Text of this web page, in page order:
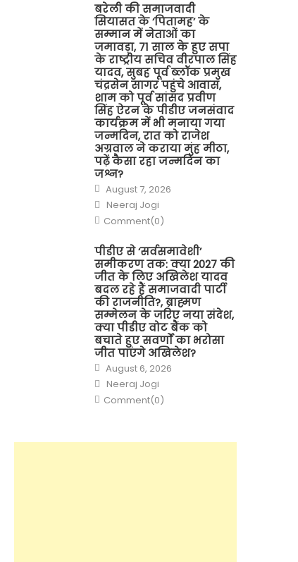
बरेली की समाजवादी
सियासत के ‘पितामह’ के
सम्मान में नेताओं का
जमावड़ा, 71 साल के हुए सपा
के राष्ट्रीय सचिव वीरपाल सिंह
यादव, सुबह पूर्व ब्लॉक प्रमुख
चंद्रसेन सागर पहुंचे आवास,
शाम को पूर्व सांसद प्रवीण
सिंह ऐरन के पीडीए जनसंवाद
कार्यक्रम में भी मनाया गया
जन्मदिन, रात को राजेश
अग्रवाल ने कराया मुंह मीठा,
पढ़ें कैसा रहा जन्मदिन का
जश्न?
Posted
on
August 7, 2026
Author
Neeraj Jogi
Comment(0)
पीडीए से ‘सर्वसमावेशी’
समीकरण तक: क्या 2027 की
जीत के लिए अखिलेश यादव
बदल रहे हैं समाजवादी पार्टी
की राजनीति?, ब्राह्मण
सम्मेलन के जरिए नया संदेश,
क्या पीडीए वोट बैंक को
बचाते हुए सवर्णों का भरोसा
जीत पाएंगे अखिलेश?
Posted
on
August 6, 2026
Author
Neeraj Jogi
Comment(0)